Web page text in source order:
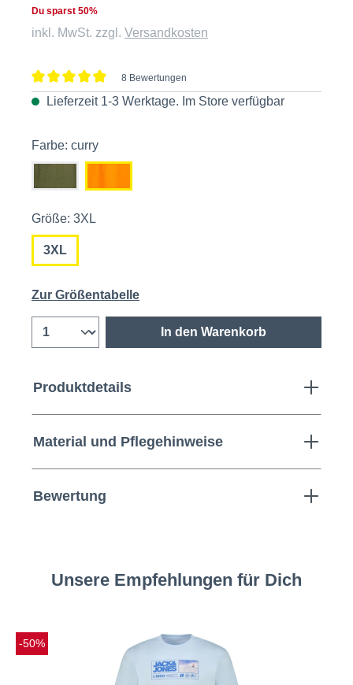
Du sparst 50%
inkl. MwSt. zzgl. Versandkosten
Durchschnittliche Bewertung von 4.8 von 5 Sternen
8 Bewertungen
Lieferzeit 1-3 Werktage. Im Store verfügbar
Farbe: curry
Größe: 3XL
3XL
Zur Größentabelle
In den Warenkorb
Produktdetails
Material und Pflegehinweise
Bewertung
Unsere Empfehlungen für Dich
-50%